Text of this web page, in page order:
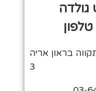
בראון אריה
3